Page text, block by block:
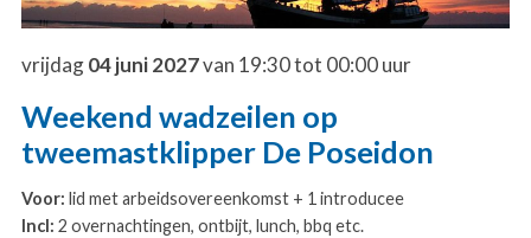
vrijdag04 juni 2027van 19:30 tot 00:00 uur
Weekend wadzeilen op
tweemastklipper De Poseidon
Voor: lid met arbeidsovereenkomst + 1 introducee
Incl: 2 overnachtingen, ontbijt, lunch, bbq etc.